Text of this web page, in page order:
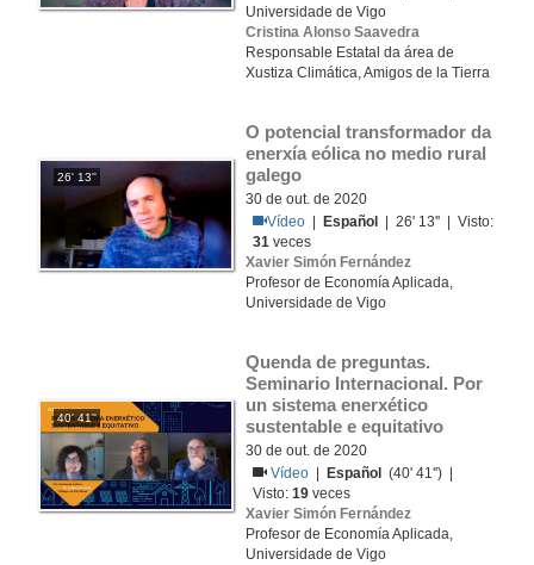
Universidade de Vigo
Cristina Alonso Saavedra
Responsable Estatal da área de
Xustiza Climática, Amigos de la Tierra
26' 13''
O potencial transformador da
enerxía eólica no medio rural
galego
30 de out. de 2020
Vídeo
Español
| 26' 13'' | Visto:
31 veces
Xavier Simón Fernández
Profesor de Economía Aplicada,
Universidade de Vigo
40' 41''
Quenda de preguntas.
Seminario Internacional. Por
un sistema enerxético
sustentable e equitativo
30 de out. de 2020
Vídeo
Español
(40' 41'') |
Visto:19 veces
Xavier Simón Fernández
Profesor de Economía Aplicada,
Universidade de Vigo